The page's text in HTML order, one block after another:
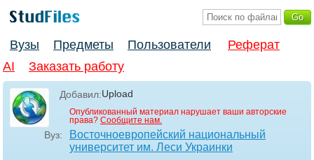
Вузы Предметы Пользователи
Реферат
AI
Заказать работу
Добавил:Upload
Опубликованный материал нарушает ваши авторские
права? Сообщите нам.
Вуз:
Восточноевропейский национальный
университет им. Леси Украинки